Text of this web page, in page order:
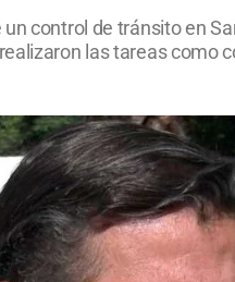
control de tránsito en
las tareas